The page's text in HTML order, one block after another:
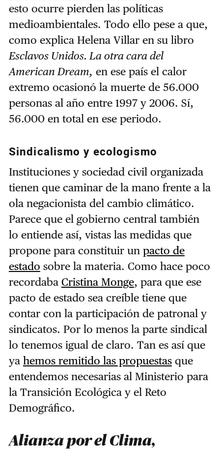
esto ocurre pierden las políticas
medioambientales. Todo ello pese a que,
como explica Helena Villar en su libro
Esclavos Unidos. La otra cara del
American Dream, en ese país el calor
extremo ocasionó la muerte de 56.000
personas al año entre 1997 y 2006. Sí,
56.000 en total en ese periodo.
Sindicalismo y ecologismo
Instituciones y sociedad civil organizada
tienen que caminar de la mano frente a la
ola negacionista del cambio climático.
Parece que el gobierno central también
lo entiende así, vistas las medidas que
propone para constituir un pacto de
estado sobre la materia. Como hace poco
recordaba Cristina Monge, para que ese
pacto de estado sea creíble tiene que
contar con la participación de patronal y
sindicatos. Por lo menos la parte sindical
lo tenemos igual de claro. Tan es así que
ya hemos remitido las propuestasque
entendemos necesarias al Ministerio para
la Transición Ecológica y el Reto
Demográfico.
Alianza por el Clima,